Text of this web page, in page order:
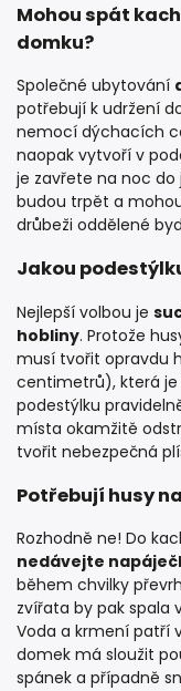
Mohou spát
domku?
Společné ubytování
potřebují k udržení
nemocí dýchacích
naopak vytvoří v
je zavřete na noc
budou trpět a
drůbeži oddělené
Jakou
Nejlepší volbou je
hobliny. Protože
musí tvořit opravdu
centimetrů), která je
podestýlku
místa okamžitě
tvořit nebezpečná
Potřebují husy
Rozhodně ne! Do
nedávejte
během chvilky
zvířata by pak spala
Voda a krmení patří
domek má sloužit
spánek a případně